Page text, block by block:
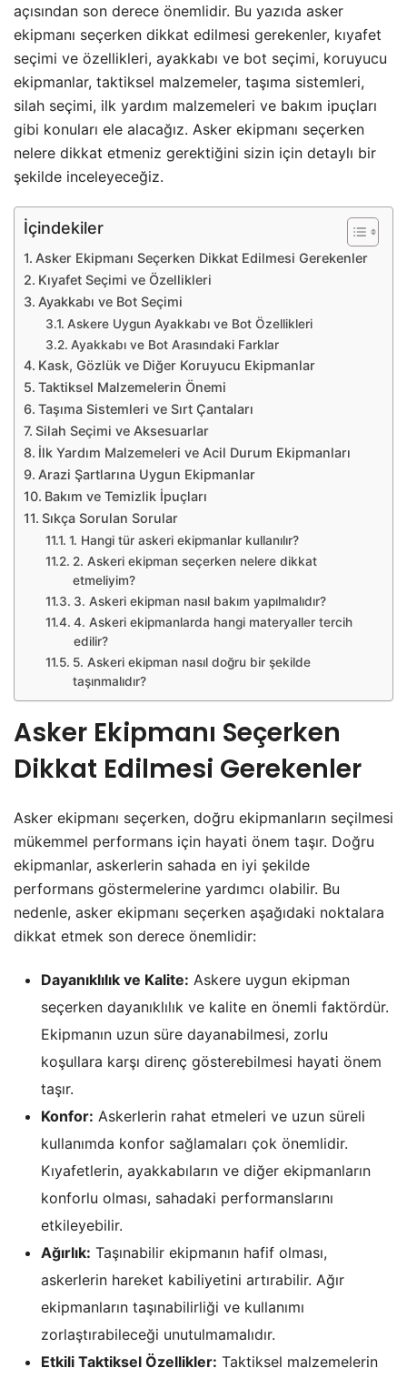
açısından son derece önemlidir. Bu yazıda asker
ekipmanı seçerken dikkat edilmesi gerekenler, kıyafet
seçimi ve özellikleri, ayakkabı ve bot seçimi, koruyucu
ekipmanlar, taktiksel malzemeler, taşıma sistemleri,
silah seçimi, ilk yardım malzemeleri ve bakım ipuçları
gibi konuları ele alacağız. Asker ekipmanı seçerken
nelere dikkat etmeniz gerektiğini sizin için detaylı bir
şekilde inceleyeceğiz.
İçindekiler
Asker Ekipmanı Seçerken Dikkat Edilmesi Gerekenler
Kıyafet Seçimi ve Özellikleri
Ayakkabı ve Bot Seçimi
Askere Uygun Ayakkabı ve Bot Özellikleri
Ayakkabı ve Bot Arasındaki Farklar
Kask, Gözlük ve Diğer Koruyucu Ekipmanlar
Taktiksel Malzemelerin Önemi
Taşıma Sistemleri ve Sırt Çantaları
Silah Seçimi ve Aksesuarlar
İlk Yardım Malzemeleri ve Acil Durum Ekipmanları
Arazi Şartlarına Uygun Ekipmanlar
Bakım ve Temizlik İpuçları
Sıkça Sorulan Sorular
1. Hangi tür askeri ekipmanlar kullanılır?
2. Askeri ekipman seçerken nelere dikkat
etmeliyim?
3. Askeri ekipman nasıl bakım yapılmalıdır?
4. Askeri ekipmanlarda hangi materyaller tercih
edilir?
5. Askeri ekipman nasıl doğru bir şekilde
taşınmalıdır?
Asker Ekipmanı Seçerken
Dikkat Edilmesi Gerekenler
Asker ekipmanı seçerken, doğru ekipmanların seçilmesi
mükemmel performans için hayati önem taşır. Doğru
ekipmanlar, askerlerin sahada en iyi şekilde
performans göstermelerine yardımcı olabilir. Bu
nedenle, asker ekipmanı seçerken aşağıdaki noktalara
dikkat etmek son derece önemlidir:
Dayanıklılık ve Kalite: Askere uygun ekipman
seçerken dayanıklılık ve kalite en önemli faktördür.
Ekipmanın uzun süre dayanabilmesi, zorlu
koşullara karşı direnç gösterebilmesi hayati önem
taşır.
Konfor: Askerlerin rahat etmeleri ve uzun süreli
kullanımda konfor sağlamaları çok önemlidir.
Kıyafetlerin, ayakkabıların ve diğer ekipmanların
konforlu olması, sahadaki performanslarını
etkileyebilir.
Ağırlık: Taşınabilir ekipmanın hafif olması,
askerlerin hareket kabiliyetini artırabilir. Ağır
ekipmanların taşınabilirliği ve kullanımı
zorlaştırabileceği unutulmamalıdır.
Etkili Taktiksel Özellikler: Taktiksel malzemelerin